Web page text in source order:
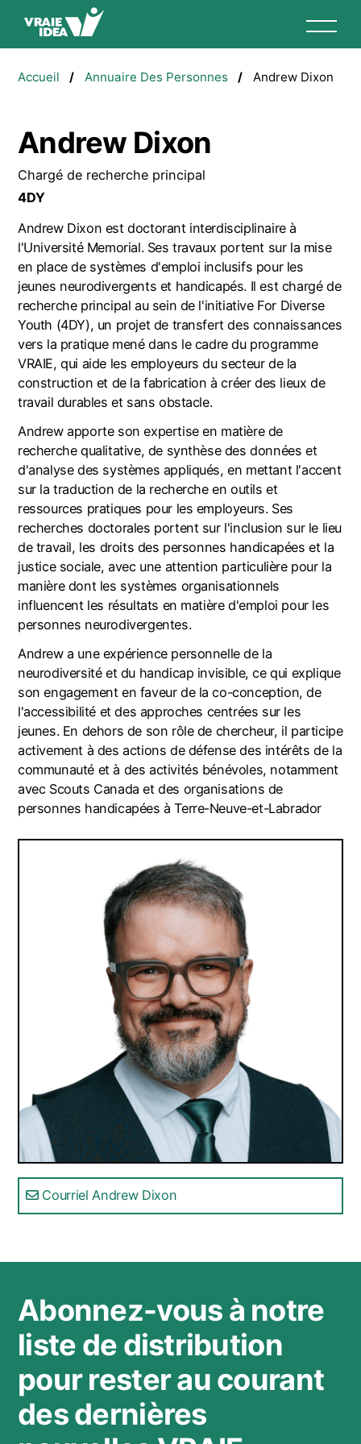
d'Ariane
Accueil Annuaire Des Personnes Andrew Dixon
Andrew Dixon
Chargé de recherche principal
4DY
Andrew Dixon est doctorant interdisciplinaire à
l'Université Memorial. Ses travaux portent sur la mise
en place de systèmes d'emploi inclusifs pour les
jeunes neurodivergents et handicapés. Il est chargé de
recherche principal au sein de l'initiative For Diverse
Youth (4DY), un projet de transfert des connaissances
vers la pratique mené dans le cadre du programme
VRAIE, qui aide les employeurs du secteur de la
construction et de la fabrication à créer des lieux de
travail durables et sans obstacle.
Andrew apporte son expertise en matière de
recherche qualitative, de synthèse des données et
d'analyse des systèmes appliqués, en mettant l'accent
sur la traduction de la recherche en outils et
ressources pratiques pour les employeurs. Ses
recherches doctorales portent sur l'inclusion sur le lieu
de travail, les droits des personnes handicapées et la
justice sociale, avec une attention particulière pour la
manière dont les systèmes organisationnels
influencent les résultats en matière d'emploi pour les
personnes neurodivergentes.
Andrew a une expérience personnelle de la
neurodiversité et du handicap invisible, ce qui explique
son engagement en faveur de la co-conception, de
l'accessibilité et des approches centrées sur les
jeunes. En dehors de son rôle de chercheur, il participe
activement à des actions de défense des intérêts de la
communauté et à des activités bénévoles, notamment
avec Scouts Canada et des organisations de
personnes handicapées à Terre-Neuve-et-Labrador
Courriel Andrew Dixon
Abonnez-vous à notre
liste de distribution
pour rester au courant
des dernières